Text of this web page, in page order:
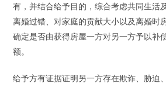
有，并结合给予目的，综合考虑共同生活
离婚过错、对家庭的贡献大小以及离婚时
确定是否由获得房屋一方对另一方予以补
额。
给予方有证据证明另一方存在欺诈、胁迫